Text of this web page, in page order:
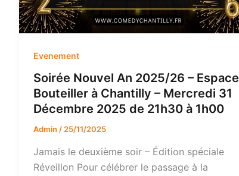
Evenement
Soirée Nouvel An 2025/26 – Espace
Bouteiller à Chantilly – Mercredi 31
Décembre 2025 de 21h30 à 1h00
Admin /25/11/2025
Jamais le deuxième soir – Édition spéciale
Réveillon Pour célébrer le passage à la